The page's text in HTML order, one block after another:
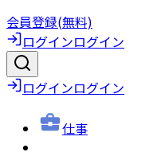
会員登録(無料)
ログインログイン
ログインログイン
仕事